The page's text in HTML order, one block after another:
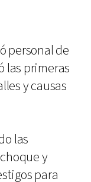
personal de
las primeras
y causas
las
y
para